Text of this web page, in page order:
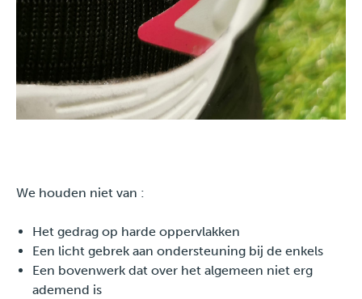
We houden niet van :
Het gedrag op harde oppervlakken
Een licht gebrek aan ondersteuning bij de enkels
Een bovenwerk dat over het algemeen niet erg
ademend is